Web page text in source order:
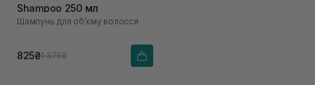
Shampoo 250 мл
Шампунь для обʼєму волосся
825₴1 375₴